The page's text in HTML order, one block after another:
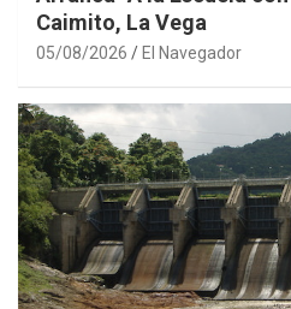
Caimito, La Vega
05/08/2026 El Navegador